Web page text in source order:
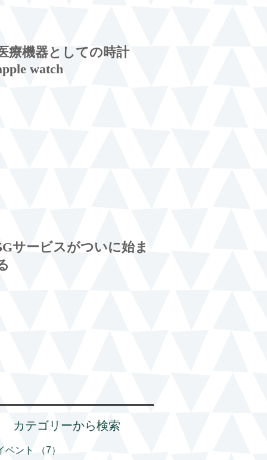
療機器としての時計
watch
サービスがついに始ま
カテゴリーから検索
ベント （7）